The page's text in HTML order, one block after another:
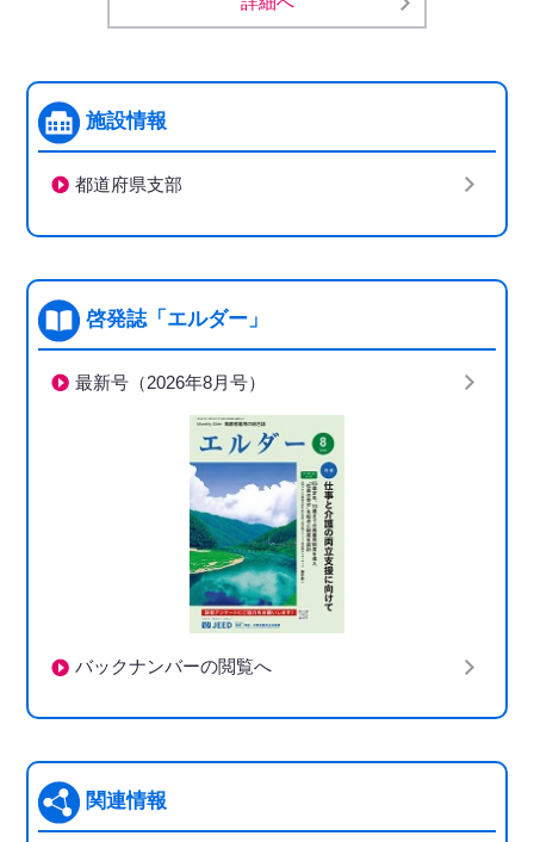
施設情報
都道府県支部
啓発誌「エルダー」
最新号（2026年8月号）
バックナンバーの閲覧へ
関連情報